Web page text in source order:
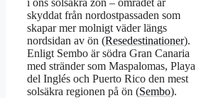
skyddat från nordostpassaden som
skapar mer molnigt väder längs
nordsidan av ön (Resedestinationer).
Enligt Sembo är södra Gran Canaria
med stränder som Maspalomas, Playa
del Inglés och Puerto Rico den mest
solsäkra regionen på ön (Sembo).